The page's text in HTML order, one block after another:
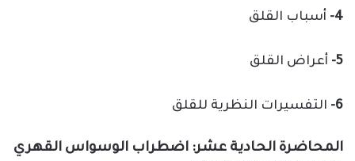
4- أسباب القلق
5- أعراض القلق
6- التفسيرات النظرية للقلق
المحاضرة الحادية عشر: اضطراب الوسواس القهري